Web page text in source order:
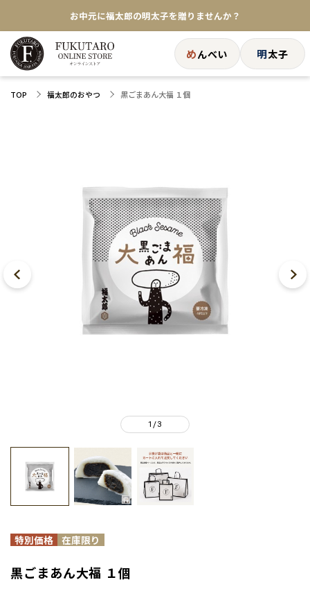
★めんべい25周年記念商品が登場★
【色々な味を試したい方へ】ポストイン！めんべい
送料全国一律770円！10,800円以上で送料無料
めんべい 明太子
TOP 福太郎のおやつ 黒ごまあん大福 １個
1 /3
黒ごまあん大福 １個